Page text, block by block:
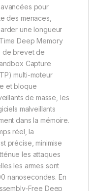
pour
des menaces,
une longueur
Deep Memory
de brevet de
Capture
multi-moteur
et bloque
de masse, les
malveillants
dans la mémoire.
réel, la
précise, minimise
les attaques
les armes sont
nanosecondes. En
Free Deep